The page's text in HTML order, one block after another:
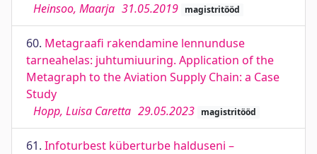
Heinsoo, Maarja 31.05.2019 magistritööd
60. Metagraafi rakendamine lennunduse
tarneahelas: juhtumiuuring. Application of the
Metagraph to the Aviation Supply Chain: a Case
Study
Hopp, Luisa Caretta 29.05.2023 magistritööd
61. Infoturbest küberturbe halduseni –